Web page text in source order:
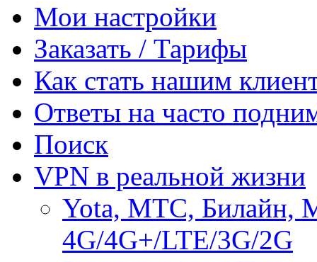
Мои настройки
Заказать / Тарифы
Как стать нашим
Ответы на часто
Поиск
VPN в реальной жизни
Yota, МТС, Билайн,
4G/4G+/LTE/3G/2G